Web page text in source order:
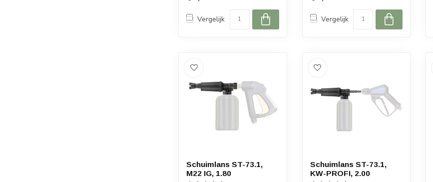
Vergelijk Vergelijk
Schuimlans ST-73.1,
M22 IG, 1.80
Schuimlans ST-73.1,
KW-PROFI, 2.00